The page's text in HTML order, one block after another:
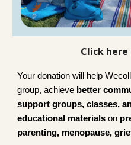
Click
Your donation will help
group, achieve better
support groups, classes,
educational materialson
parenting, menopause,